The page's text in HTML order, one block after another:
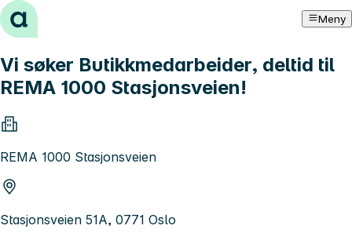
Hopp til innhold Meny
Vi søker Butikkmedarbeider, deltid til
REMA 1000 Stasjonsveien!
REMA 1000 Stasjonsveien
Stasjonsveien 51A, 0771 Oslo